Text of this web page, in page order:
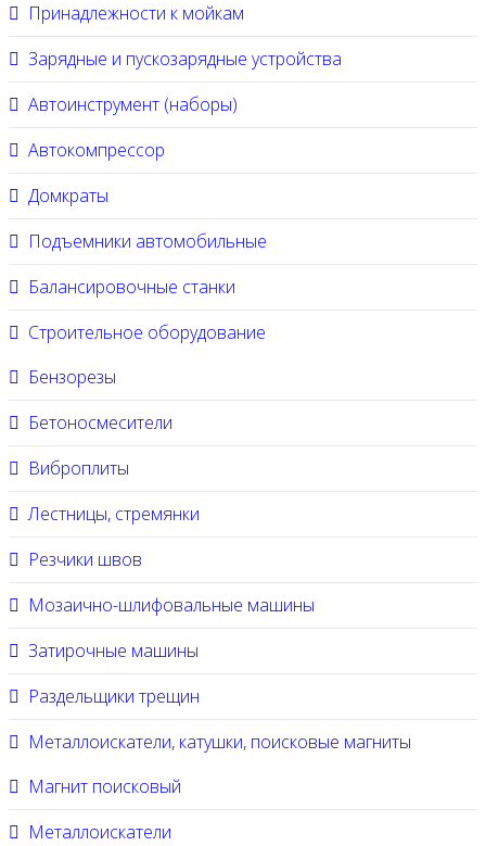
Принадлежности к мойкам
Зарядные и пускозарядные устройства
Автоинструмент (наборы)
Автокомпрессор
Домкраты
Подъемники автомобильные
Балансировочные станки
Строительное оборудование
Бензорезы
Бетоносмесители
Виброплиты
Лестницы, стремянки
Резчики швов
Мозаично-шлифовальные машины
Затирочные машины
Раздельщики трещин
Металлоискатели, катушки, поисковые магниты
Магнит поисковый
Металлоискатели